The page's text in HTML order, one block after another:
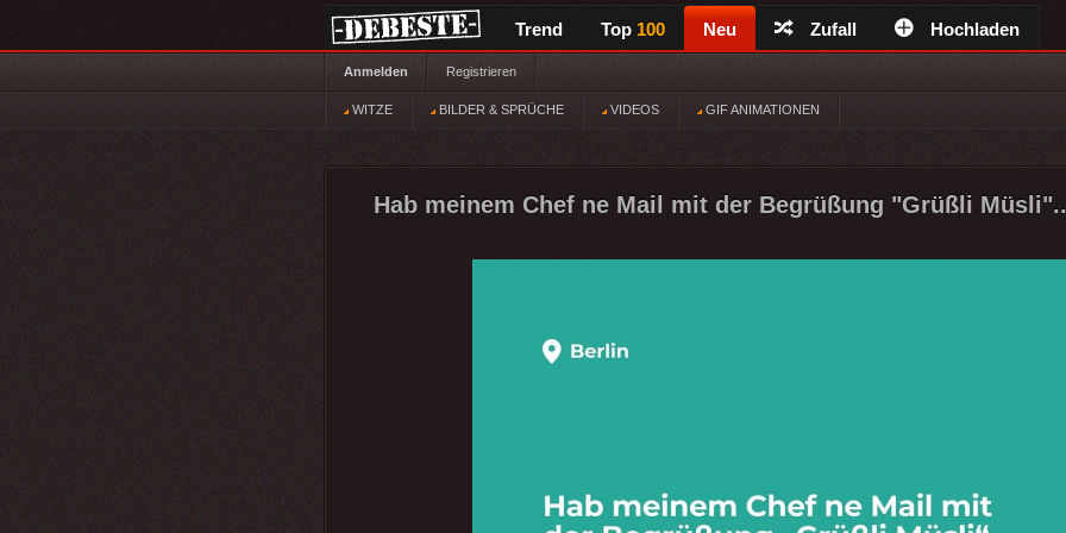
Trend Top 100 Neu Zufall Hochladen
Anmelden Registrieren
WITZE BILDER & SPRÜCHE VIDEOS GIF ANIMATIONEN
Hab meinem Chef ne Mail mit der Begrüßung "Grüßli Müsli"..